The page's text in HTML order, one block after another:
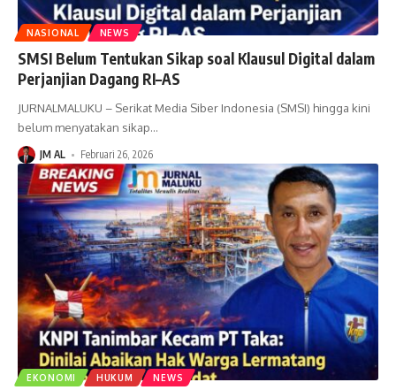
NASIONAL NEWS
SMSI Belum Tentukan Sikap soal Klausul Digital dalam
Perjanjian Dagang RI–AS
JURNALMALUKU – Serikat Media Siber Indonesia (SMSI) hingga kini
belum menyatakan sikap…
JM AL Februari 26, 2026
EKONOMI HUKUM NEWS